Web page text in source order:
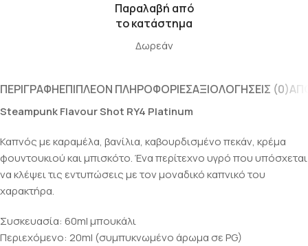
Παραλαβή από
το κατάστημα
Δωρεάν
ΠΕΡΙΓΡΑΦΉΕΠΙΠΛΈΟΝ ΠΛΗΡΟΦΟΡΊΕΣΑΞΙΟΛΟΓΉΣΕΙΣ (0)
Steampunk Flavour Shot RY4 Platinum
Καπνός με καραμέλα, βανίλια, καβουρδισμένο πεκάν, κρέμα
φουντουκιού και μπισκότο. Ένα περίτεχνο υγρό που υπόσχεται
να κλέψει τις εντυπώσεις με τον μοναδικό καπνικό του
χαρακτήρα.
Συσκευασία: 60ml μπουκάλι
Περιεχόμενο: 20ml (συμπυκνωμένο άρωμα σε PG)